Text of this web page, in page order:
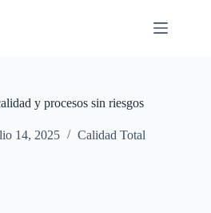
y procesos sin riesgos
14, 2025 Calidad Total